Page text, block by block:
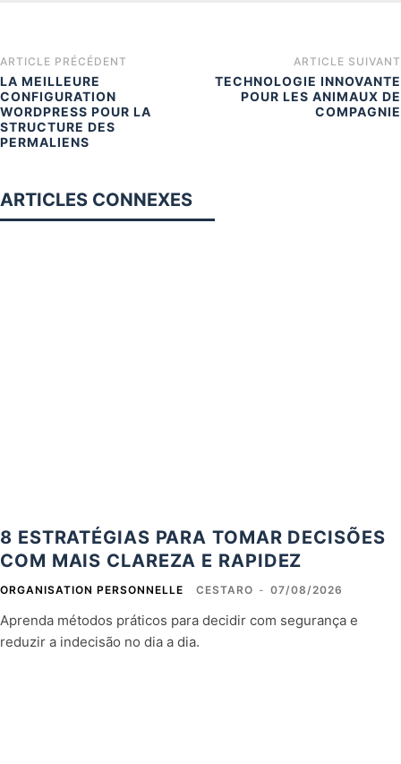
ARTICLE PRÉCÉDENT
LA MEILLEURE
CONFIGURATION
WORDPRESS POUR LA
STRUCTURE DES
PERMALIENS
ARTICLE SUIVANT
TECHNOLOGIE INNOVANTE
POUR LES ANIMAUX DE
COMPAGNIE
ARTICLES CONNEXES
8 ESTRATÉGIAS PARA TOMAR DECISÕES
COM MAIS CLAREZA E RAPIDEZ
ORGANISATION PERSONNELLE CESTARO - 07/08/2026
Aprenda métodos práticos para decidir com segurança e
reduzir a indecisão no dia a dia.